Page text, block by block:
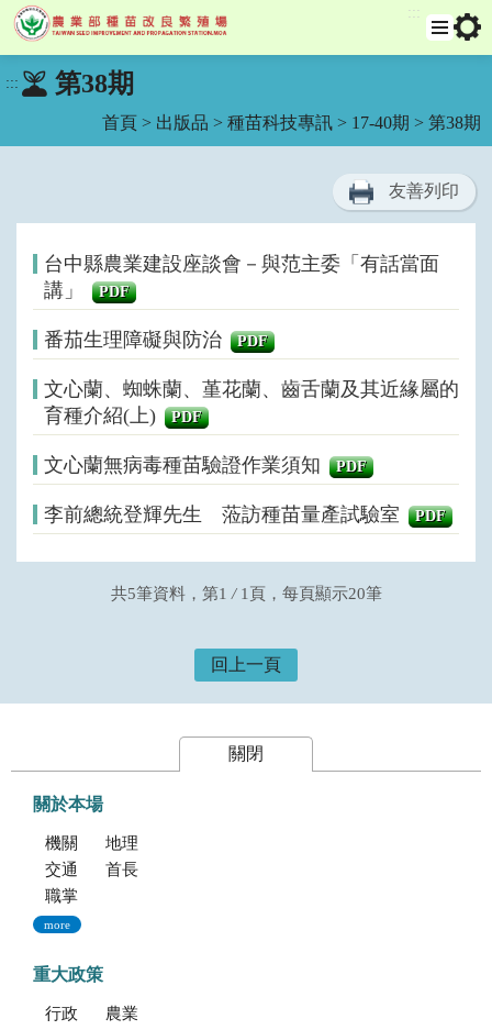
到
:::
::: 第38期
首頁 > 出版品 > 種苗科技專訊 > 17-40期 > 第38期
友善列印
台中縣農業建設座談會－與范主委「有話當面
講」
PDF
番茄生理障礙與防治 PDF
文心蘭、蜘蛛蘭、堇花蘭、齒舌蘭及其近緣屬的
育種介紹(上)
PDF
文心蘭無病毒種苗驗證作業須知 PDF
李前總統登輝先生 蒞訪種苗量產試驗室 PDF
共5筆資料，第1 / 1頁，每頁顯示20筆
回上一頁
關閉
關於本場
機關簡介
地理位置及農業環境
交通指南
首長專區
職掌與組織編制
more
重大政策
行政院重大政策(連結至行政院)
農業部重大政策(連結至農業部)